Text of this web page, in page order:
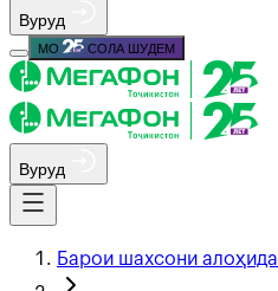
Вуруд
МО СОЛА ШУДЕМ
Вуруд
Барои шахсони алоҳида